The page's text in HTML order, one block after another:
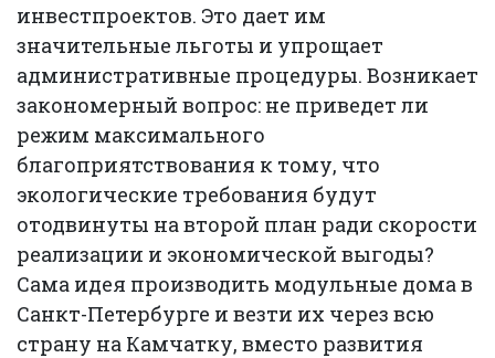
инвестпроектов. Это дает им
значительные льготы и упрощает
административные процедуры. Возникает
закономерный вопрос: не приведет ли
режим максимального
благоприятствования к тому, что
экологические требования будут
отодвинуты на второй план ради скорости
реализации и экономической выгоды?
Сама идея производить модульные дома в
Санкт-Петербурге и везти их через всю
страну на Камчатку, вместо развития